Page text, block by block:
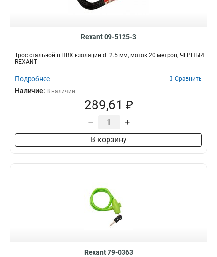
Rexant 09-5125-3
Трос стальной в ПВХ изоляции d=2.5 мм, моток 20 метров, ЧЕРНЫЙ
REXANT
Подробнее Сравнить
Наличие: В наличии
289,61 ₽
– +
В корзину
Rexant 79-0363